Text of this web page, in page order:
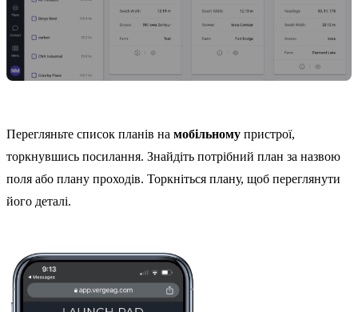
Перегляньте список планів на мобільному пристрої,
торкнувшись посилання. Знайдіть потрібний план за назвою
поля або плану проходів. Торкніться плану, щоб переглянути
його деталі.